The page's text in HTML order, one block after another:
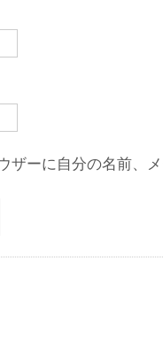
ーに自分の名前、